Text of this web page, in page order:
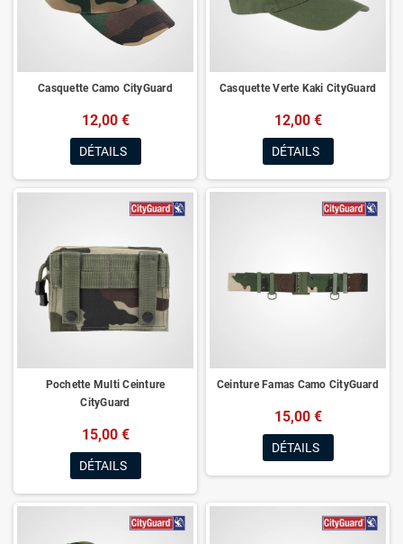
Casquette Camo CityGuard
12,00 €
DÉTAILS
Casquette Verte Kaki CityGuard
12,00 €
DÉTAILS
Pochette Multi Ceinture
CityGuard
15,00 €
DÉTAILS
Ceinture Famas Camo CityGuard
15,00 €
DÉTAILS